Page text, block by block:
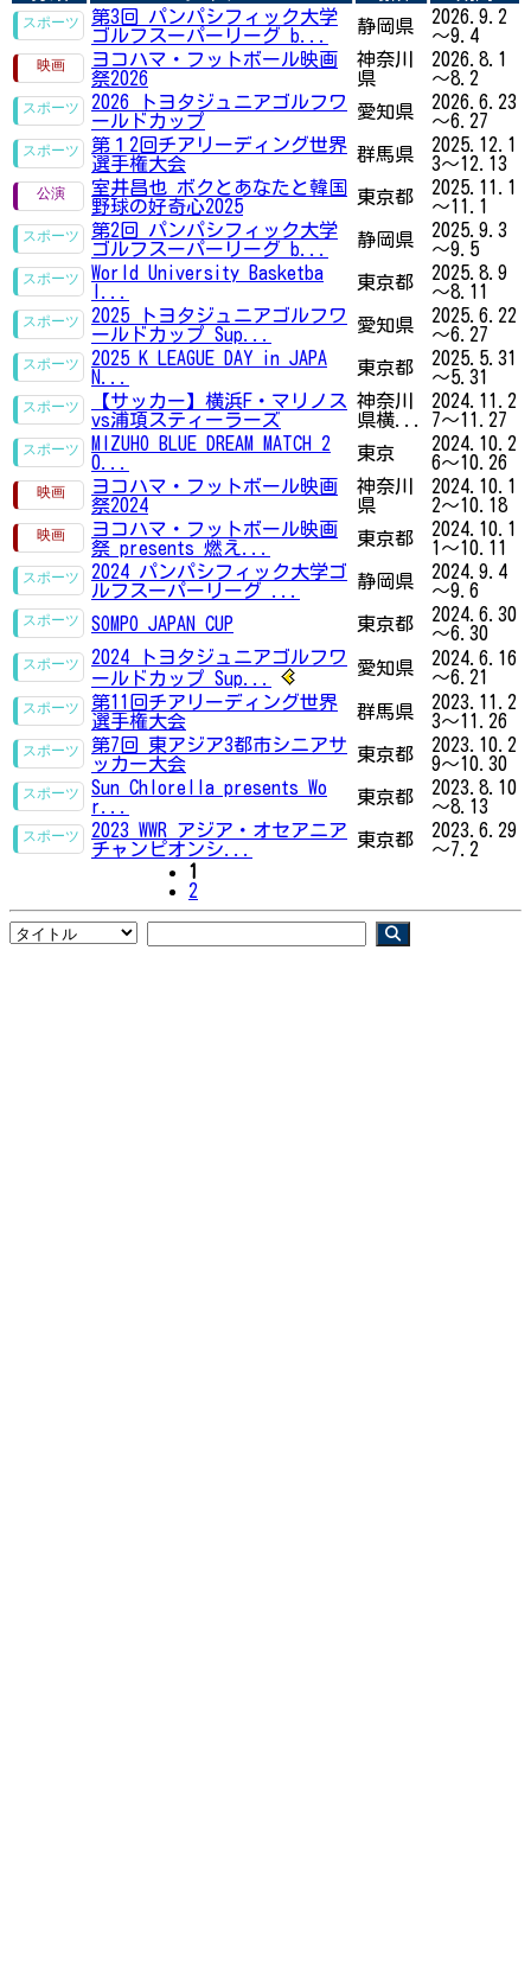
第3回 パンパシフィック大学
ゴルフスーパーリーグ b...
静岡県
2026.9.2
～9.4
ヨコハマ・フットボール映画
祭2026
神奈川
県
2026.8.1
～8.2
2026 トヨタジュニアゴルフワ
ールドカップ
愛知県
2026.6.23
～6.27
第１2回チアリーディング世界
選手権大会
群馬県
2025.12.1
3～12.13
室井昌也 ボクとあなたと韓国
野球の好奇心2025
東京都
2025.11.1
～11.1
第2回 パンパシフィック大学
ゴルフスーパーリーグ b...
静岡県
2025.9.3
～9.5
World University Basketba
東京都
2025.8.9
～8.11
2025 トヨタジュニアゴルフワ
ールドカップ Sup...
愛知県
2025.6.22
～6.27
2025 K LEAGUE DAY in JAPA
N...
東京都
2025.5.31
～5.31
【サッカー】横浜F・マリノス
vs浦項スティーラーズ
神奈川
県横...
2024.11.2
7～11.27
MIZUHO BLUE DREAM MATCH 2
0...
東京
2024.10.2
6～10.26
ヨコハマ・フットボール映画
祭2024
神奈川
県
2024.10.1
2～10.18
ヨコハマ・フットボール映画
祭 presents 燃え...
東京都
2024.10.1
1～10.11
2024 パンパシフィック大学ゴ
ルフスーパーリーグ ...
静岡県
2024.9.4
～9.6
SOMPO JAPAN CUP
東京都
2024.6.30
～6.30
2024 トヨタジュニアゴルフワ
ールドカップ Sup...
愛知県
2024.6.16
～6.21
第11回チアリーディング世界
選手権大会
群馬県
2023.11.2
3～11.26
第7回 東アジア3都市シニアサ
ッカー大会
東京都
2023.10.2
9～10.30
Sun Chlorella presents Wo
r...
東京都
2023.8.10
～8.13
2023 WWR アジア・オセアニア
チャンピオンシ...
東京都
2023.6.29
～7.2
1
2